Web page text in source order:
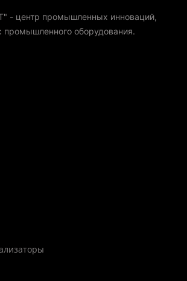
- центр промышленных инноваций,
промышленного оборудования.